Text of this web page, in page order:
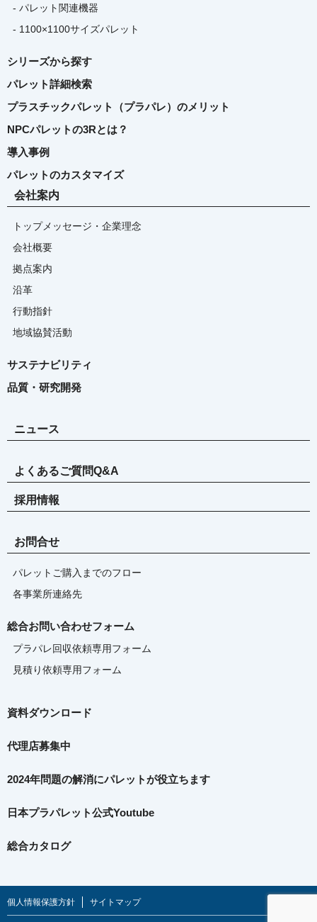
- パレット関連機器
- 1100×1100サイズパレット
シリーズから探す
パレット詳細検索
プラスチックパレット（プラパレ）のメリット
NPCパレットの3Rとは？
導入事例
パレットのカスタマイズ
会社案内
トップメッセージ・企業理念
会社概要
拠点案内
沿革
行動指針
地域協賛活動
サステナビリティ
品質・研究開発
ニュース
よくあるご質問Q&A
採用情報
お問合せ
パレットご購入までのフロー
各事業所連絡先
総合お問い合わせフォーム
プラパレ回収依頼専用フォーム
見積り依頼専用フォーム
資料ダウンロード
代理店募集中
2024年問題の解消にパレットが役立ちます
日本プラパレット公式Youtube
総合カタログ
個人情報保護方針 サイトマップ